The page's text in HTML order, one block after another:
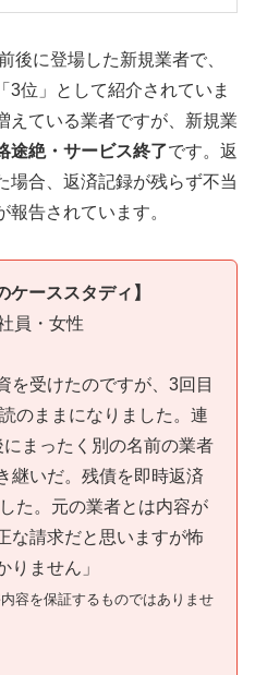
後に登場した新規業者で、
3位」として紹介されていま
えている業者ですが、新規業
途絶・サービス終了です。返
場合、返済記録が残らず不当
告されています。
ーススタディ】
員・女性
を受けたのですが、3回目
のままになりました。連
まったく別の名前の業者
継いだ。残債を即時返済
た。元の業者とは内容が
な請求だと思いますが怖
りません」
容を保証するものではありませ